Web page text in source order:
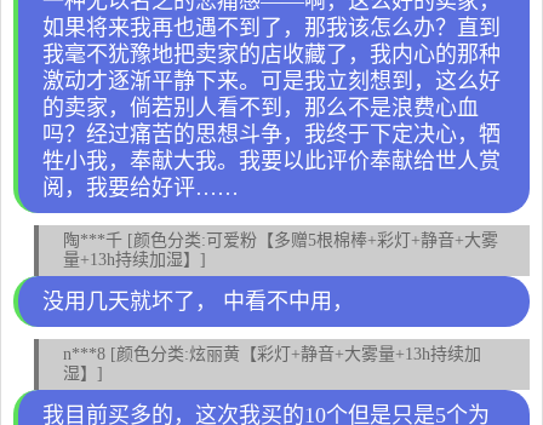
如果将来我再也遇不到了，那我该怎么办？直到
我毫不犹豫地把卖家的店收藏了，我内心的那种
激动才逐渐平静下来。可是我立刻想到，这么好
的卖家，倘若别人看不到，那么不是浪费心血
吗？经过痛苦的思想斗争，我终于下定决心，牺
牲小我，奉献大我。我要以此评价奉献给世人赏
阅，我要给好评……
陶***千 [颜色分类:可爱粉【多赠5根棉棒+彩灯+静音+大雾
量+13h持续加湿】]
没用几天就坏了， 中看不中用，
n***8 [颜色分类:炫丽黄【彩灯+静音+大雾量+13h持续加
湿】]
我目前买多的，这次我买的10个但是只是5个为